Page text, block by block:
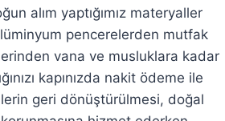
alım yaptığımız materyaller
pencerelerden mutfak
vana ve musluklara kadar
kapınızda nakit ödeme ile
geri dönüştürülmesi, doğal